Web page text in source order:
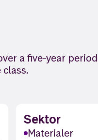
a five-year
Sektor
Materialer